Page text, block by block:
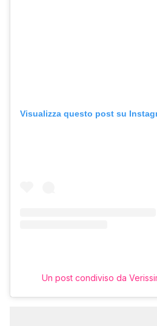
Visualizza questo post su
Un post condiviso da